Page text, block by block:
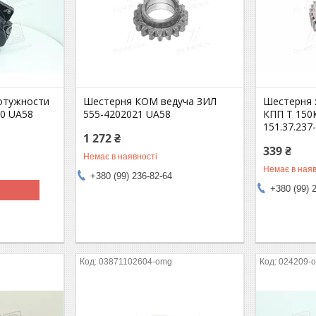
UA58
Шестерня КОМ ведуча ЗИЛ
555-4202021 UA58
1 272 ₴
Немає в наявності
+380 (99) 236-82-64
Шестерня
КПП Т
339 ₴
Немає в
+380 (99)
03871102604-omg 024209-